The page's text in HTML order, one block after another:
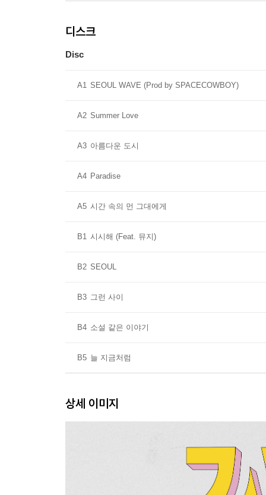
디스크
Disc
A1 SEOUL WAVE (Prod by SPACECOWBOY)
A2 Summer Love
A3 아름다운 도시
A4 Paradise
A5 시간 속의 먼 그대에게
B1 시시해 (Feat. 뮤지)
B2 SEOUL
B3 그런 사이
B4 소설 같은 이야기
B5 늘 지금처럼
상세 이미지